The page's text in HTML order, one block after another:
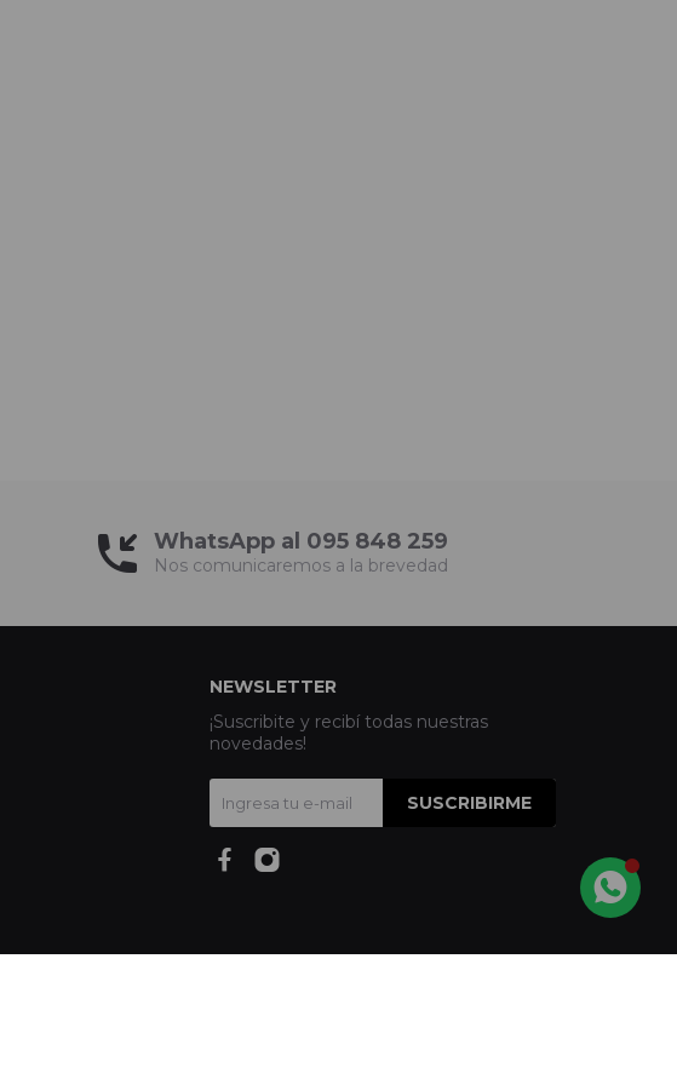
WhatsApp al 095 848 259
Nos comunicaremos a la brevedad
NEWSLETTER
¡Suscribite y recibí todas nuestras
novedades!
SUSCRIBIRME